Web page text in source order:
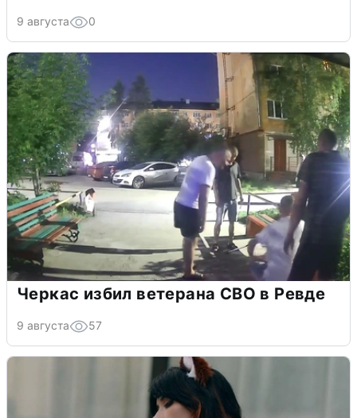
9 августа 0
Черкас избил ветерана СВО в Ревде
9 августа 57